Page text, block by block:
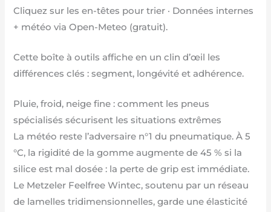
Cliquez sur les en-têtes pour trier · Données internes
+ météo via Open-Meteo (gratuit).
Cette boîte à outils affiche en un clin d’œil les
différences clés : segment, longévité et adhérence.
Pluie, froid, neige fine : comment les pneus
spécialisés sécurisent les situations extrêmes
La météo reste l’adversaire n°1 du pneumatique. À 5
°C, la rigidité de la gomme augmente de 45 % si la
silice est mal dosée : la perte de grip est immédiate.
Le Metzeler Feelfree Wintec, soutenu par un réseau
de lamelles tridimensionnelles, garde une élasticité